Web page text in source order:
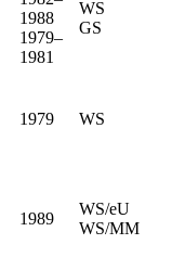
1988
1979–
1981
WS
GS
1979 WS
1989
WS/eU
WS/MM